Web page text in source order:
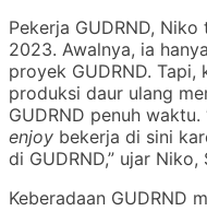
Pekerja GUDRND,
2023. Awalnya, ia
proyek GUDRND.
produksi daur ulang
GUDRND penuh
enjoy bekerja di sini
di GUDRND,” ujar
Keberadaan GUDRND